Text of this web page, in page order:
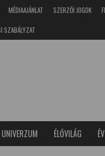
MÉDIAAJÁNLAT SZERZŐI JOGOK
SZABÁLYZAT
UNIVERZUM ÉLŐVILÁG